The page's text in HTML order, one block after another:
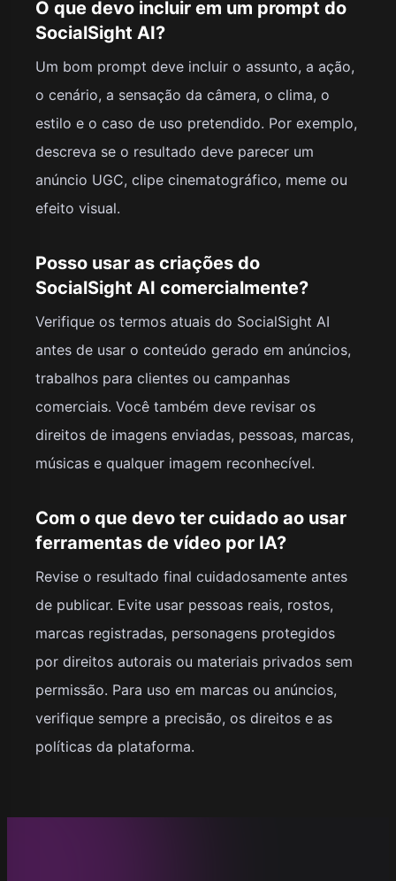
O que devo incluir em um prompt do
SocialSight AI?
Um bom prompt deve incluir o assunto, a ação,
o cenário, a sensação da câmera, o clima, o
estilo e o caso de uso pretendido. Por exemplo,
descreva se o resultado deve parecer um
anúncio UGC, clipe cinematográfico, meme ou
efeito visual.
Posso usar as criações do
SocialSight AI comercialmente?
Verifique os termos atuais do SocialSight AI
antes de usar o conteúdo gerado em anúncios,
trabalhos para clientes ou campanhas
comerciais. Você também deve revisar os
direitos de imagens enviadas, pessoas, marcas,
músicas e qualquer imagem reconhecível.
Com o que devo ter cuidado ao usar
ferramentas de vídeo por IA?
Revise o resultado final cuidadosamente antes
de publicar. Evite usar pessoas reais, rostos,
marcas registradas, personagens protegidos
por direitos autorais ou materiais privados sem
permissão. Para uso em marcas ou anúncios,
verifique sempre a precisão, os direitos e as
políticas da plataforma.